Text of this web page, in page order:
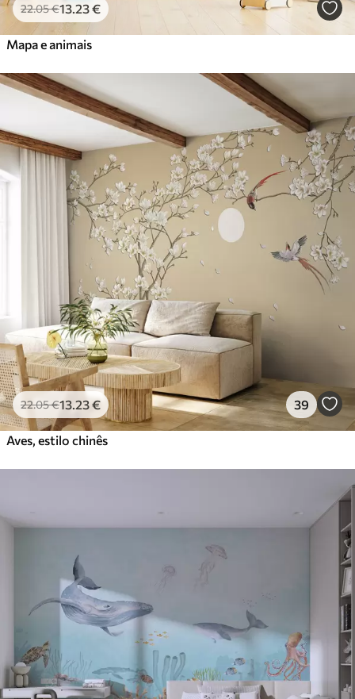
22.05€13.23€
Mapa e animais
22.05€13.23€ 39
Aves, estilo chinês